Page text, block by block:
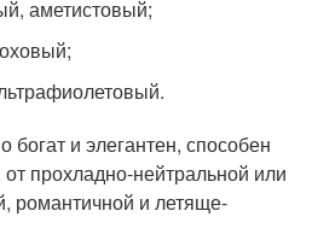
аметистовый;
богат и элегантен, способен
прохладно-нейтральной или
романтичной и летяще-